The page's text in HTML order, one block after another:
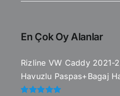
En Çok Oy Alanlar
Rizline VW Caddy 2021-
Havuzlu Paspas+Bagaj